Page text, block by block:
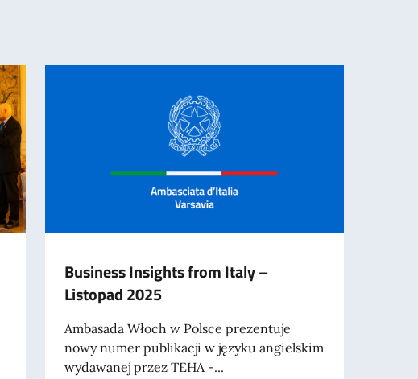
Business Insights from Italy –
Listopad 2025
Ambasada Włoch w Polsce prezentuje
nowy numer publikacji w języku angielskim
wydawanej przez TEHA -...